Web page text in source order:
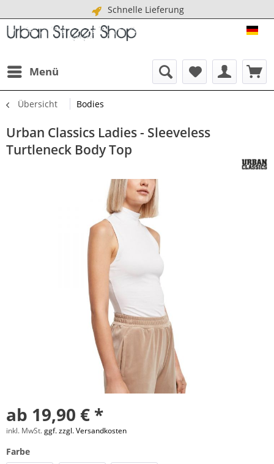
Schnelle Lieferung
Menü
Übersicht Bodies
Urban Classics Ladies - Sleeveless
Turtleneck Body Top
ab 19,90 € *
inkl. MwSt.ggf. zzgl. Versandkosten
Farbe